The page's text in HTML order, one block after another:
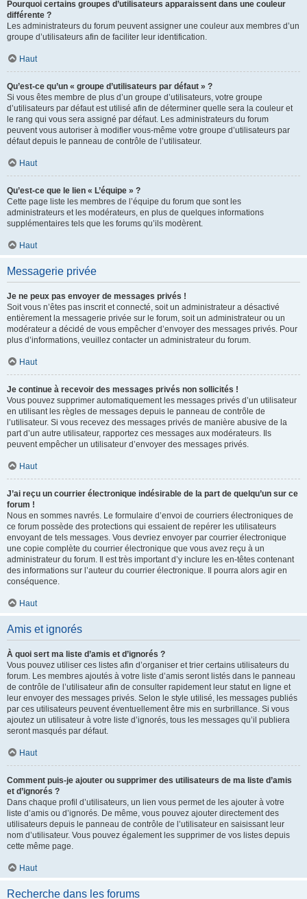
Pourquoi certains groupes d’utilisateurs apparaissent dans une couleur
différente ?
Les administrateurs du forum peuvent assigner une couleur aux membres d’un
groupe d’utilisateurs afin de faciliter leur identification.
Haut
Qu’est-ce qu’un « groupe d’utilisateurs par défaut » ?
Si vous êtes membre de plus d’un groupe d’utilisateurs, votre groupe
d’utilisateurs par défaut est utilisé afin de déterminer quelle sera la couleur et
le rang qui vous sera assigné par défaut. Les administrateurs du forum
peuvent vous autoriser à modifier vous-même votre groupe d’utilisateurs par
défaut depuis le panneau de contrôle de l’utilisateur.
Haut
Qu’est-ce que le lien « L’équipe » ?
Cette page liste les membres de l’équipe du forum que sont les
administrateurs et les modérateurs, en plus de quelques informations
supplémentaires tels que les forums qu’ils modèrent.
Haut
Messagerie privée
Je ne peux pas envoyer de messages privés !
Soit vous n’êtes pas inscrit et connecté, soit un administrateur a désactivé
entièrement la messagerie privée sur le forum, soit un administrateur ou un
modérateur a décidé de vous empêcher d’envoyer des messages privés. Pour
plus d’informations, veuillez contacter un administrateur du forum.
Haut
Je continue à recevoir des messages privés non sollicités !
Vous pouvez supprimer automatiquement les messages privés d’un utilisateur
en utilisant les règles de messages depuis le panneau de contrôle de
l’utilisateur. Si vous recevez des messages privés de manière abusive de la
part d’un autre utilisateur, rapportez ces messages aux modérateurs. Ils
peuvent empêcher un utilisateur d’envoyer des messages privés.
Haut
J’ai reçu un courrier électronique indésirable de la part de quelqu’un sur ce
forum !
Nous en sommes navrés. Le formulaire d’envoi de courriers électroniques de
ce forum possède des protections qui essaient de repérer les utilisateurs
envoyant de tels messages. Vous devriez envoyer par courrier électronique
une copie complète du courrier électronique que vous avez reçu à un
administrateur du forum. Il est très important d’y inclure les en-têtes contenant
des informations sur l’auteur du courrier électronique. Il pourra alors agir en
conséquence.
Haut
Amis et ignorés
À quoi sert ma liste d’amis et d’ignorés ?
Vous pouvez utiliser ces listes afin d’organiser et trier certains utilisateurs du
forum. Les membres ajoutés à votre liste d’amis seront listés dans le panneau
de contrôle de l’utilisateur afin de consulter rapidement leur statut en ligne et
leur envoyer des messages privés. Selon le style utilisé, les messages publiés
par ces utilisateurs peuvent éventuellement être mis en surbrillance. Si vous
ajoutez un utilisateur à votre liste d’ignorés, tous les messages qu’il publiera
seront masqués par défaut.
Haut
Comment puis-je ajouter ou supprimer des utilisateurs de ma liste d’amis
et d’ignorés ?
Dans chaque profil d’utilisateurs, un lien vous permet de les ajouter à votre
liste d’amis ou d’ignorés. De même, vous pouvez ajouter directement des
utilisateurs depuis le panneau de contrôle de l’utilisateur en saisissant leur
nom d’utilisateur. Vous pouvez également les supprimer de vos listes depuis
cette même page.
Haut
Recherche dans les forums